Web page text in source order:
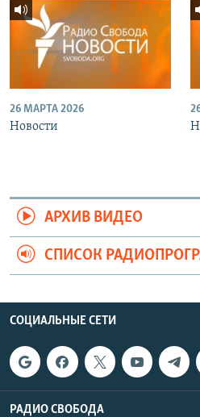
26 МАРТА 2026
Новости
АРХИВ ВИДЕО
СПИСОК
СОЦИАЛЬНЫЕ СЕТИ
РАДИО СВОБОДА